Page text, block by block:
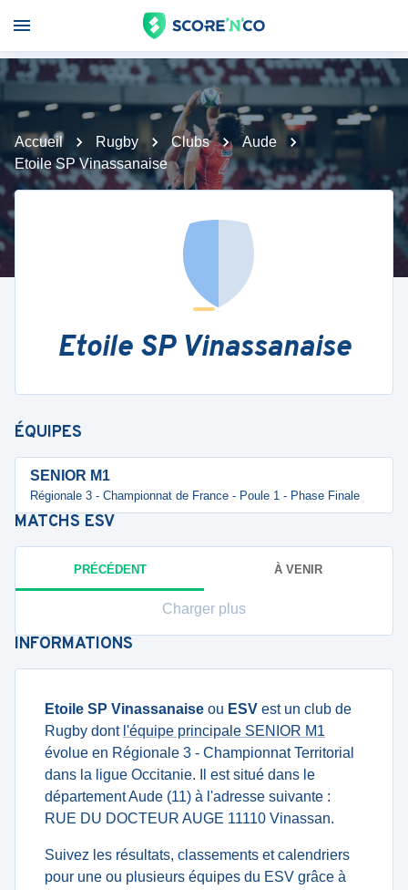
Accueil Rugby Clubs
Aude
Etoile SP Vinassanaise
Etoile SP Vinassanaise
ÉQUIPES
SENIOR M1
Régionale 3 - Championnat de France - Poule 1 - Phase Finale
MATCHS ESV
PRÉCÉDENT À VENIR
Charger plus
INFORMATIONS
Etoile SP Vinassanaise ou ESV est un club de
Rugby dont l'équipe principale SENIOR M1
évolue en Régionale 3 - Championnat Territorial
dans la ligue Occitanie. Il est situé dans le
département Aude (11) à l'adresse suivante :
RUE DU DOCTEUR AUGE 11110 Vinassan.
Suivez les résultats, classements et calendriers
pour une ou plusieurs équipes du ESV grâce à